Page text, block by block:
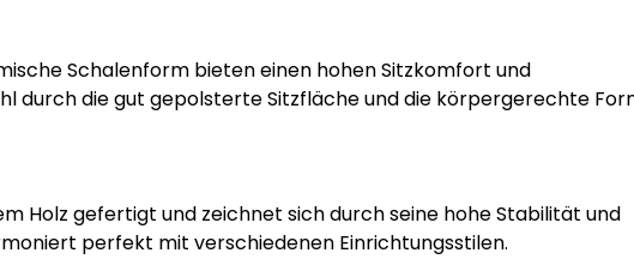
Schalenform bieten einen hohen Sitzkomfort und
durch die gut gepolsterte Sitzfläche und die körpergerechte
Holz gefertigt und zeichnet sich durch seine hohe Stabilität und
perfekt mit verschiedenen Einrichtungsstilen.